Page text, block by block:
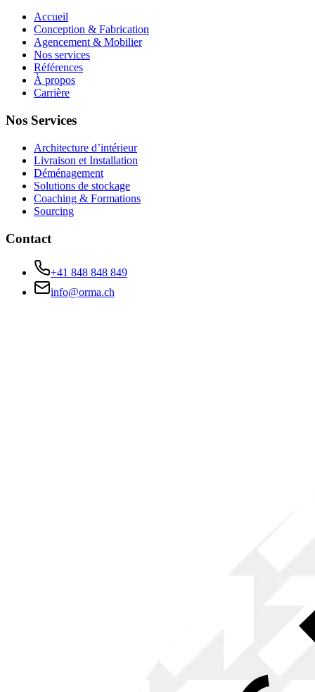
Accueil
Conception & Fabrication
Agencement & Mobilier
Nos services
Références
À propos
Carrière
Nos Services
Architecture d’intérieur
Livraison et Installation
Déménagement
Solutions de stockage
Coaching & Formations
Sourcing
Contact
+41 848 848 849
info@orma.ch